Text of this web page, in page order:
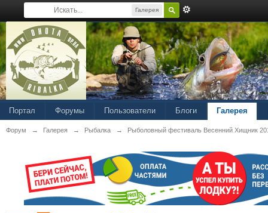
Галерея
Портал Форумы Пользователи Блоги Галерея
Форум → Галерея → Рыбалка → Рыболовный фестиваль Весенний Хищник